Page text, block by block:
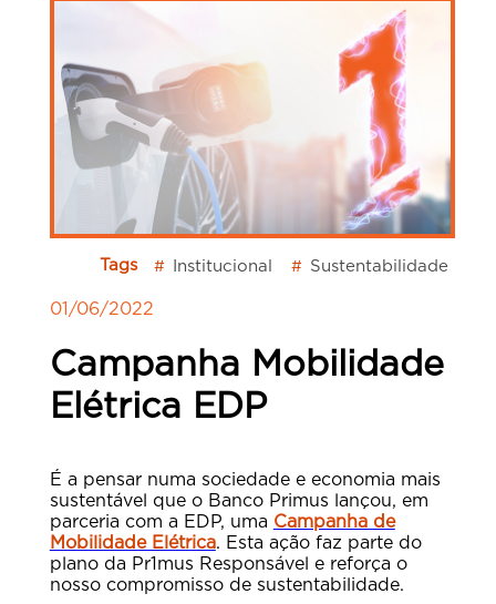
Tags # Institucional # Sustentabilidade
01/06/2022
Campanha Mobilidade
Elétrica EDP
É a pensar numa sociedade e economia mais
sustentável que o Banco Primus lançou, em
parceria com a EDP, uma Campanha de
Mobilidade Elétrica. Esta ação faz parte do
plano da Pr1mus Responsável e reforça o
nosso compromisso de sustentabilidade.